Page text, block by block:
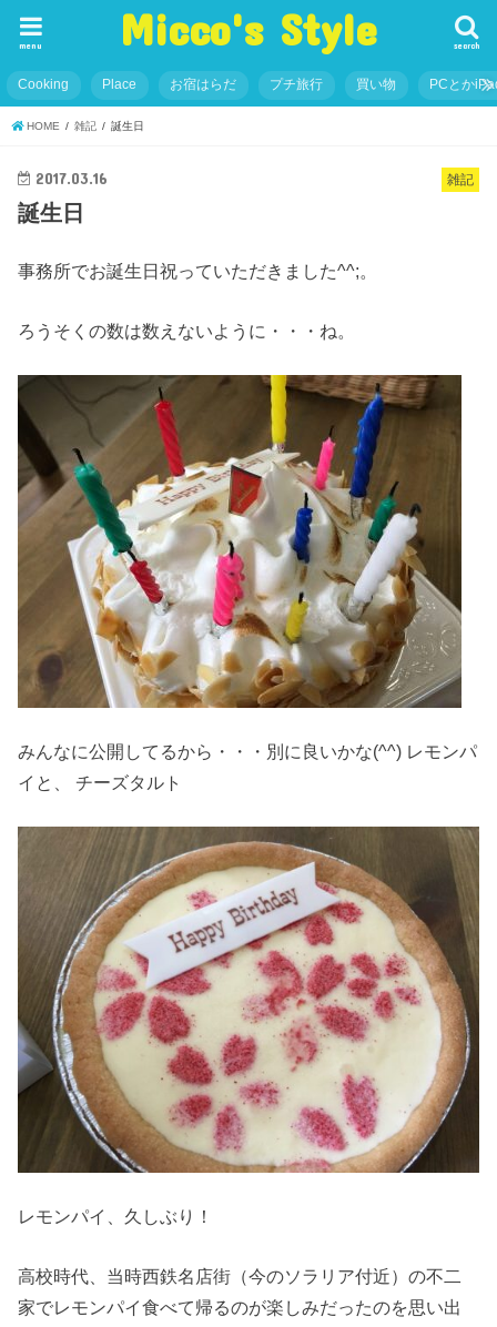
Micco's Style search
menu
Cooking Place お宿はらだ プチ旅行 買い物 PCとか
HOME 雑記 誕生日
雑記
2017.03.16
誕生日
事務所でお誕生日祝っていただきました^^;。
ろうそくの数は数えないように・・・ね。
みんなに公開してるから・・・別に良いかな(^^) レモンパ
イと、 チーズタルト
レモンパイ、久しぶり！
高校時代、当時西鉄名店街（今のソラリア付近）の不二
家でレモンパイ食べて帰るのが楽しみだったのを思い出